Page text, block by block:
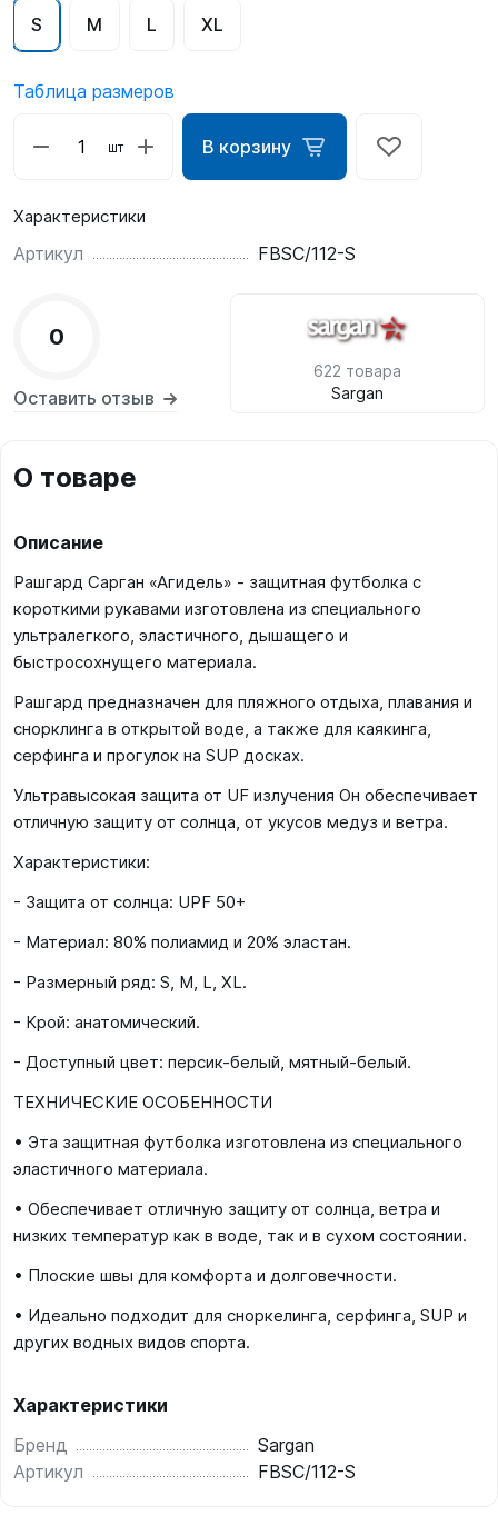
S M L XL
Таблица размеров
шт В корзину
Характеристики
Артикул FBSC/112-S
0
Оставить отзыв
622 товара
Sargan
О товаре
Описание
Рашгард Сарган «Агидель» - защитная футболка с
короткими рукавами изготовлена из специального
ультралегкого, эластичного, дышащего и
быстросохнущего материала.
Рашгард предназначен для пляжного отдыха, плавания и
снорклинга в открытой воде, а также для каякинга,
серфинга и прогулок на SUP досках.
Ультравысокая защита от UF излучения Он обеспечивает
отличную защиту от солнца, от укусов медуз и ветра.
Характеристики:
- Защита от солнца: UPF 50+
- Материал: 80% полиамид и 20% эластан.
- Размерный ряд: S, M, L, XL.
- Крой: анатомический.
- Доступный цвет: персик-белый, мятный-белый.
ТЕХНИЧЕСКИЕ ОСОБЕННОСТИ
• Эта защитная футболка изготовлена из специального
эластичного материала.
• Обеспечивает отличную защиту от солнца, ветра и
низких температур как в воде, так и в сухом состоянии.
• Плоские швы для комфорта и долговечности.
• Идеально подходит для сноркелинга, серфинга, SUP и
других водных видов спорта.
Характеристики
Бренд
Sargan
Артикул
FBSC/112-S